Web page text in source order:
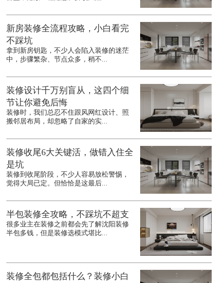
新房装修全流程攻略，小白看完
不踩坑
拿到新房钥匙，不少人会陷入装修的迷茫
中，步骤繁杂、节点众多，稍不...
装修设计千万别盲从，这四个细
节让你避免后悔
装修时，我们总忍不住跟风网红设计、照
搬邻居布局，却忽略了自家的实...
装修收尾6大关键活，做错入住全
是坑
装修到收尾阶段，不少人容易放松警惕，
觉得大局已定。但恰恰是这最后...
半包装修全攻略，不踩坑不超支
很多业主在装修之前都会先了解沈阳装修
半包多钱，但是装修选模式堪比...
装修全包都包括什么？装修小白